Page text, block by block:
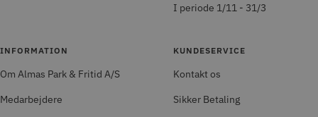
I periode 1/11 - 31/3
INFORMATION
Om Almas Park & Fritid A/S
Medarbejdere
KUNDESERVICE
Kontakt os
Sikker Betaling